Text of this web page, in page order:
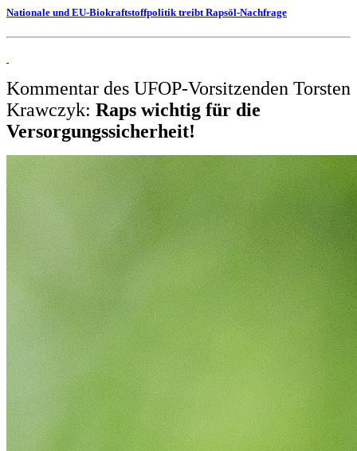
Nationale und EU-Biokraftstoffpolitik treibt Rapsöl-Nachfrage
Kommentar des UFOP-Vorsitzenden Torsten
Krawczyk: Raps wichtig für die
Versorgungssicherheit!